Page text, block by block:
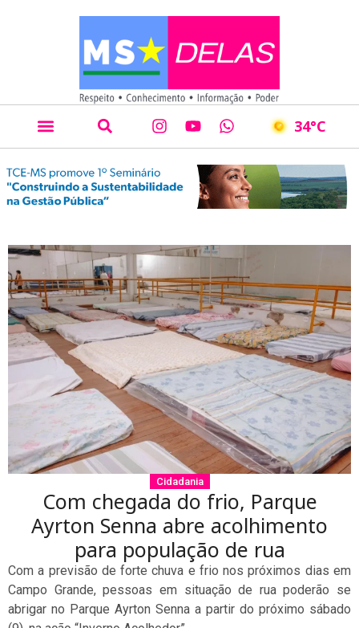
34°C
Cidadania
Com chegada do frio, Parque
Ayrton Senna abre acolhimento
para população de rua
Com a previsão de forte chuva e frio nos próximos dias em
Campo Grande, pessoas em situação de rua poderão se
abrigar no Parque Ayrton Senna a partir do próximo sábado